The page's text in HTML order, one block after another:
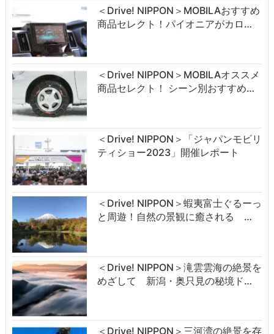
＜Drive! NIPPON＞MOBILAおすすめ
商品セレクト！パイオニアがカロ…
＜Drive! NIPPON＞MOBILAオススメ
商品セレクト！ シーン別おすすめ…
＜Drive! NIPPON＞「ジャパンモビリ
ティショー2023」開催レポート
＜Drive! NIPPON＞蝦夷富士ぐるーっ
と周遊！自然の景観に癒される …
＜Drive! NIPPON＞滝雲雲海の絶景を
めざして 新潟・奥只見の秘境ド…
＜Drive! NIPPON＞三河湾の絶景を存